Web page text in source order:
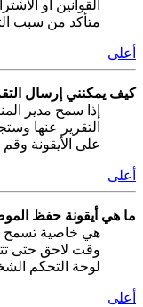
القوانين أو
متأكد من سبب
أعلى
كيف يمكنني إرسال
إذا سمح مدير
التقرير عنها
على الأيقونة
أعلى
ما هي أيقونة حفظ
هي خاصية تسمح
وقت لاحق حتى
لوحة التحكم
أعلى